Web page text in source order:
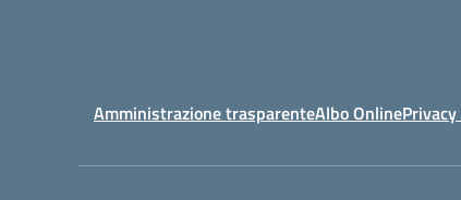
Amministrazione trasparenteAlbo Online